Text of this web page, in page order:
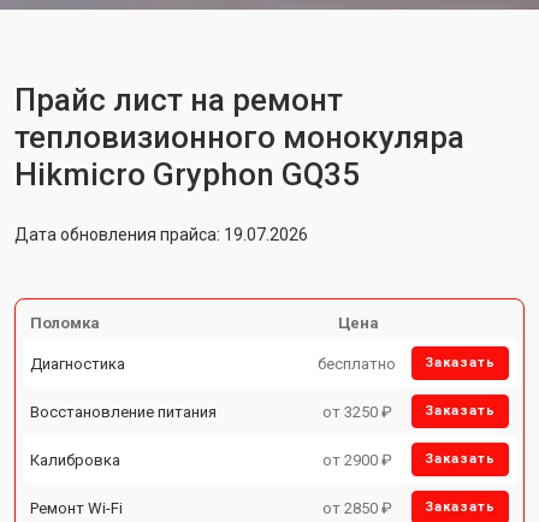
Прайс лист на ремонт
тепловизионного монокуляра
Hikmicro Gryphon GQ35
Дата обновления прайса: 19.07.2026
Поломка Цена
Диагностика бесплатно Заказать
Восстановление питания от 3250 ₽ Заказать
Калибровка от 2900 ₽ Заказать
Ремонт Wi-Fi от 2850 ₽ Заказать